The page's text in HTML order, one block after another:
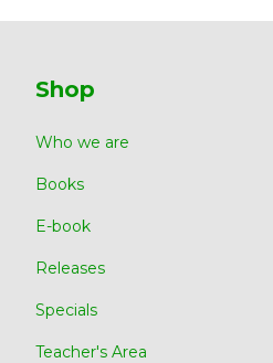
Shop
Who we are
Books
E-book
Releases
Specials
Teacher's Area